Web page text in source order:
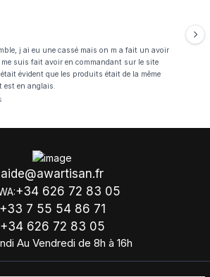
j ai eu une cassé mais on m a fait un avoir
me suis fait avoir en commandant sur le site
évident que les produits était de la même
est en anglais.
aide@awartisan.fr
+34 626 72 83 05
+33 7 55 54 86 71
+34 626 72 83 05
Au Vendredi de 8h à 16h